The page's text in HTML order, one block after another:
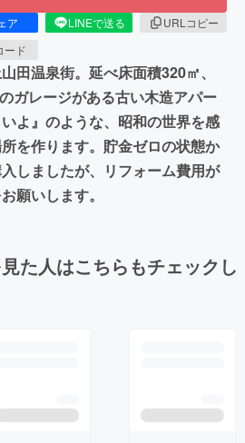
ア LINEで送る
URLコピー
ード
田温泉街。延べ床面積320㎡、
ガレージがある古い木造アパー
よ』のような、昭和の世界を感
を作ります。貯金ゼロの状態か
しましたが、リフォーム費用が
願いします。
た人はこちらもチェックし